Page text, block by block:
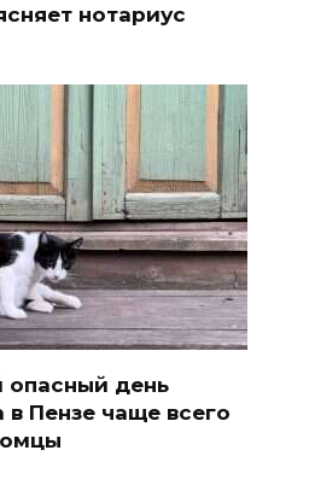
нотариус
опасный день
в Пензе чаще всего